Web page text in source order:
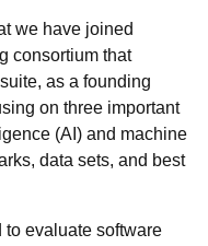
we have joined
consortium that
as a founding
on three important
(AI) and machine
data sets, and best
to evaluate software